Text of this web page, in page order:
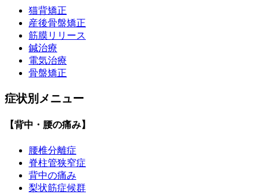
猫背矯正
産後骨盤矯正
筋膜リリース
鍼治療
電気治療
骨盤矯正
症状別メニュー
【背中・腰の痛み】
腰椎分離症
脊柱管狭窄症
背中の痛み
梨状筋症候群